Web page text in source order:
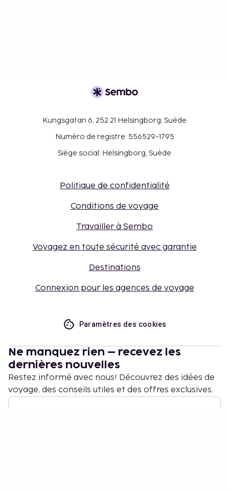
Kungsgatan 6, 252 21 Helsingborg, Suède
Numéro de registre: 556529-1795
Siège social: Helsingborg, Suède
Politique de confidentialité
Conditions de voyage
Travailler à Sembo
Voyagez en toute sécurité avec garantie
Destinations
Connexion pour les agences de voyage
Paramètres des cookies
Ne manquez rien – recevez les
dernières nouvelles
Restez informé avec nous! Découvrez des idées de
voyage, des conseils utiles et des offres exclusives.